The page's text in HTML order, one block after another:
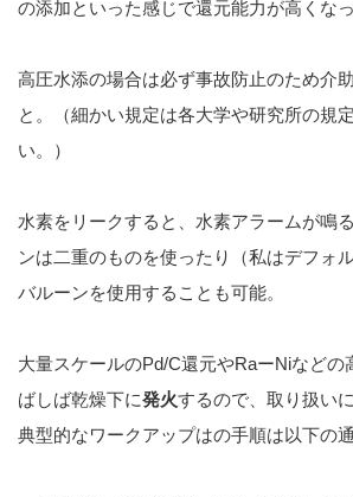
の添加といった感じで還元能力が高くなっ
高圧水添の場合は必ず事故防止のため介
と。（細かい規定は各大学や研究所の規
い。）
水素をリークすると、水素アラームが鳴
ンは二重のものを使ったり（私はデフォ
バルーンを使用することも可能。
大量スケールのPd/C還元やRaーNiなどの
ばしば乾燥下に発火するので、取り扱い
典型的なワークアップはの手順は以下の